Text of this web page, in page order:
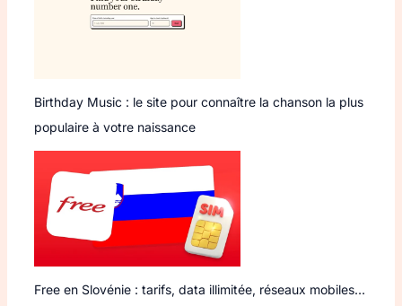
Birthday Music : le site pour connaître la chanson la plus
populaire à votre naissance
Free en Slovénie : tarifs, data illimitée, réseaux mobiles…